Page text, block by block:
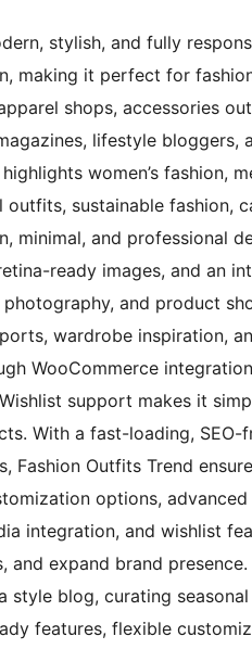
stylish, and fully
making it perfect for
shops, accessories
lifestyle bloggers,
women’s fashion,
outfits, sustainable fashion,
minimal, and professional
ready images, and an
and product
wardrobe inspiration,
WooCommerce
support makes it
With a fast-loading,
Fashion Outfits Trend
options,
integration, and wishlist
expand brand
style blog, curating
features, flexible